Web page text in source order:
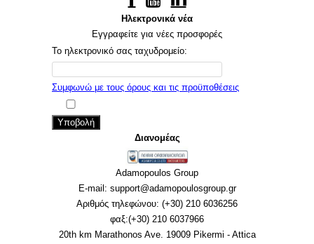
Ηλεκτρονικά νέα
Εγγραφείτε για νέες προσφορές
Το ηλεκτρονικό σας ταχυδρομείο:
Συμφωνώ με τους όρους και τις προϋποθέσεις
Υποβολή
Διανομέας
Adamopoulos Group
E-mail: support@adamopoulosgroup.gr
Αριθμός τηλεφώνου: (+30) 210 6036256
φαξ:(+30) 210 6037966
20th km Marathonos Ave. 19009 Pikermi - Attica